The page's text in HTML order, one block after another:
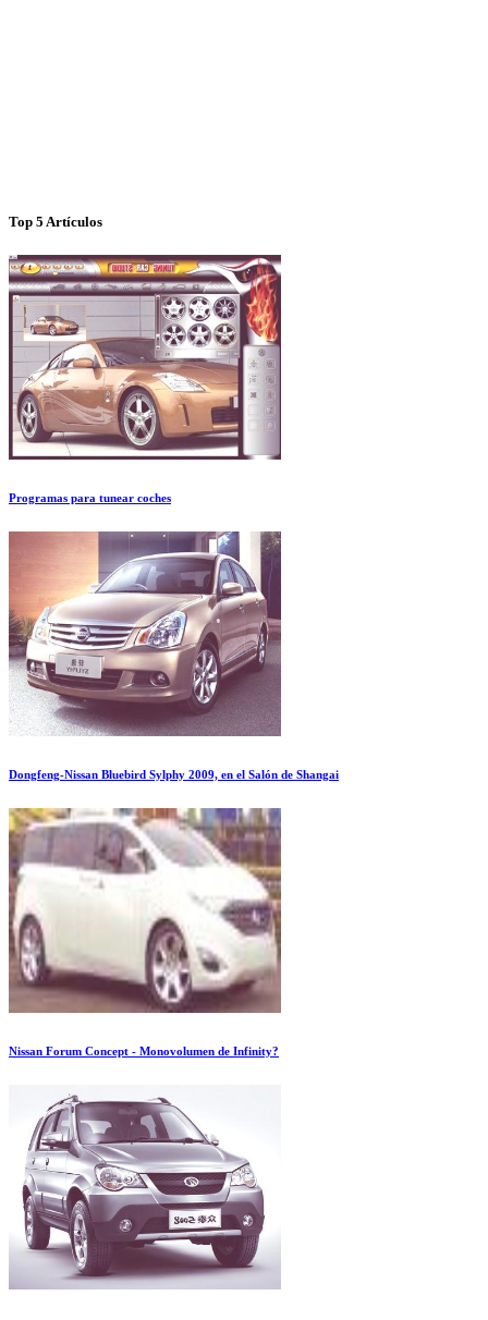
Top 5 Artículos
Programas para tunear coches
Dongfeng-Nissan Bluebird Sylphy 2009, en el Salón de Shangai
Nissan Forum Concept - Monovolumen de Infinity?